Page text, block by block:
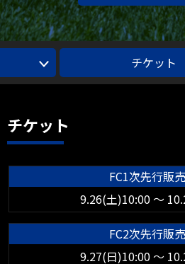
チケット
チケット
FC1次先行販
9.26(土)10:00 ～
FC2次先行販
9.27(日)10:00 ～